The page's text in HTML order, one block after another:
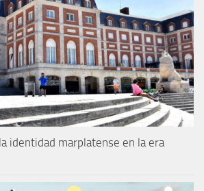
identidad marplatense en la era